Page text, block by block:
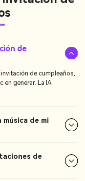
de
de cumpleaños,
en generar. La IA
de mi
de